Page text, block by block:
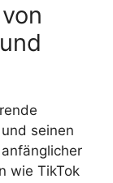
seinen
wie TikTok